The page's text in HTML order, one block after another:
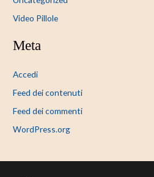
Video Pillole
Meta
Accedi
Feed dei contenuti
Feed dei commenti
WordPress.org